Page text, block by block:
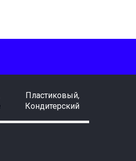
Пластиковый,
Кондитерский